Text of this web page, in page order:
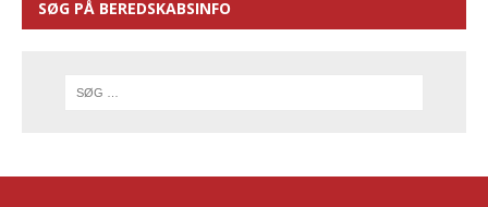
SØG PÅ BEREDSKABSINFO